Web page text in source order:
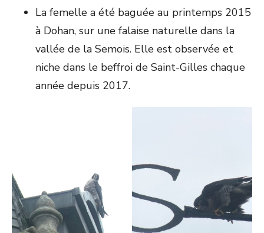
La femelle a été baguée au printemps 2015
à Dohan, sur une falaise naturelle dans la
vallée de la Semois. Elle est observée et
niche dans le beffroi de Saint-Gilles chaque
année depuis 2017.